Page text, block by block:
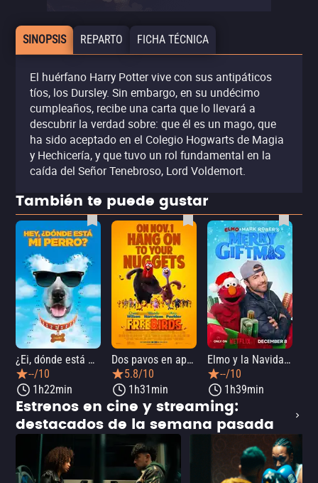
SINOPSIS REPARTO FICHA TÉCNICA
El huérfano Harry Potter vive con sus antipáticos
tíos, los Dursley. Sin embargo, en su undécimo
cumpleaños, recibe una carta que lo llevará a
descubrir la verdad sobre: que él es un mago, que
ha sido aceptado en el Colegio Hogwarts de Magia
y Hechicería, y que tuvo un rol fundamental en la
caída del Señor Tenebroso, Lord Voldemort.
También te puede gustar
¿Ei, dónde está mi perro?
--/10
1h22min
Dos pavos en apuros
5.8/10
1h31min
Elmo y la Navidad mágica de Mark Rober
--/10
1h39min
Estrenos en cine y streaming:
destacados de la semana pasada